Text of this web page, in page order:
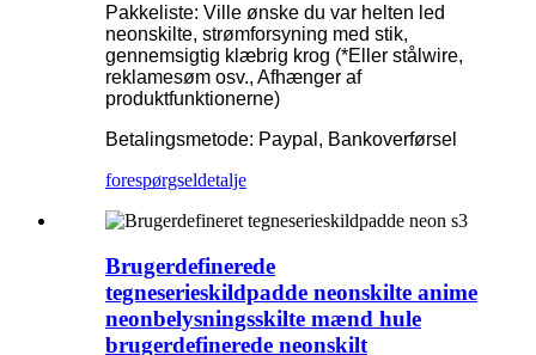
Pakkeliste: Ville ønske du var helten led
neonskilte, strømforsyning med stik,
gennemsigtig klæbrig krog (*Eller stålwire,
reklamesøm osv., Afhænger af
produktfunktionerne)
Betalingsmetode: Paypal, Bankoverførsel
forespørgseldetalje
Brugerdefinerede
tegneserieskildpadde neonskilte anime
neonbelysningsskilte mænd hule
brugerdefinerede neonskilt